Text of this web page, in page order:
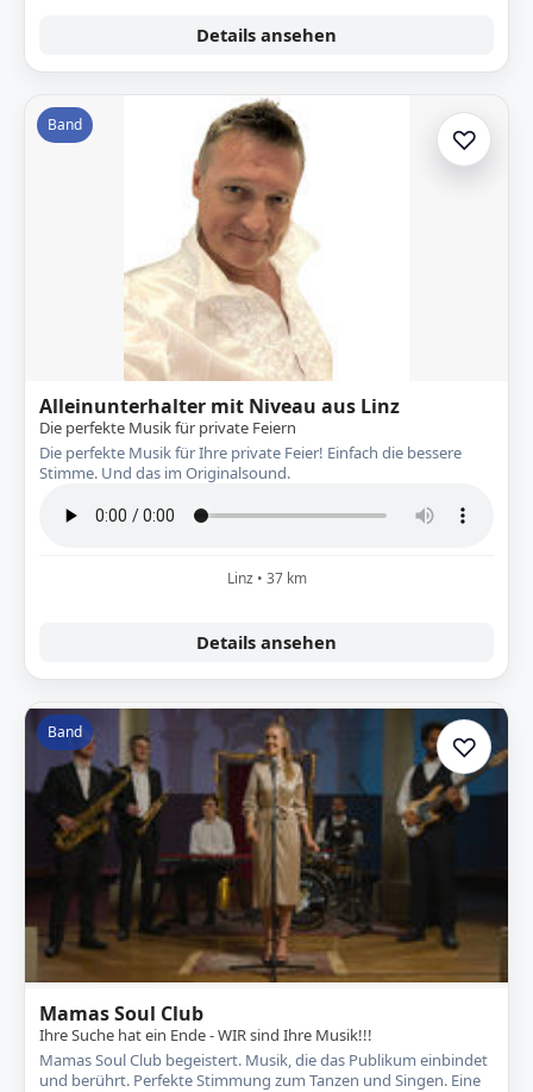
Details ansehen
Band ♡Zur
Alleinunterhalter mit Niveau aus Linz
Die perfekte Musik für private Feiern
Die perfekte Musik für Ihre private Feier! Einfach die bessere
Stimme. Und das im Originalsound.
Linz • 37 km
Details ansehen
Band ♡Zur
Mamas Soul Club
Ihre Suche hat ein Ende - WIR sind Ihre Musik!!!
Mamas Soul Club begeistert. Musik, die das Publikum einbindet
und berührt. Perfekte Stimmung zum Tanzen und Singen. Eine